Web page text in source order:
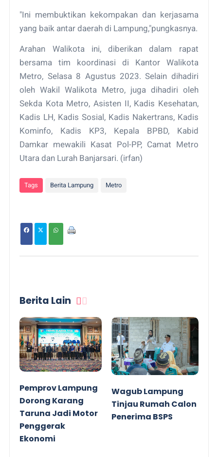
"Ini membuktikan kekompakan dan kerjasama
yang baik antar daerah di Lampung,"pungkasnya.
Arahan Walikota ini, diberikan dalam rapat
bersama tim koordinasi di Kantor Walikota
Metro, Selasa 8 Agustus 2023. Selain dihadiri
oleh Wakil Walikota Metro, juga dihadiri oleh
Sekda Kota Metro, Asisten II, Kadis Kesehatan,
Kadis LH, Kadis Sosial, Kadis Nakertrans, Kadis
Kominfo, Kadis KP3, Kepala BPBD, Kabid
Damkar mewakili Kasat Pol-PP, Camat Metro
Utara dan Lurah Banjarsari. (irfan)
Tags Berita Lampung Metro
Berita Lain
Pemprov Lampung
Dorong Karang
Taruna Jadi Motor
Penggerak
Ekonomi
Wagub Lampung
Tinjau Rumah Calon
Penerima BSPS